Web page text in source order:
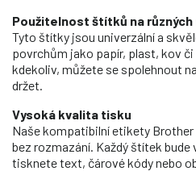
Použitelnost štítků na
Tyto štítky jsou univerzální a
povrchům jako papír, plast, kov
kdekoliv, můžete se spolehnout
držet.
Vysoká kvalita tisku
Naše kompatibilní etikety
bez rozmazání. Každý štítek
tisknete text, čárové kódy nebo